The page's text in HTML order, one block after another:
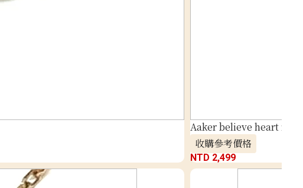
Aaker believe heart
收購參考價格
NTD 2,499